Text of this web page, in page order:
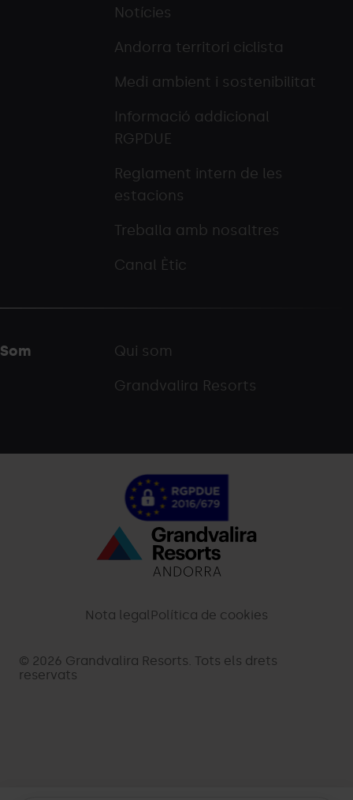
Notícies
Andorra territori ciclista
Medi ambient i sostenibilitat
Informació addicional
RGPDUE
Reglament intern de les
estacions
Treballa amb nosaltres
Canal Ètic
Som
Qui som
Grandvalira Resorts
© 2026 Grandvalira Resorts. Tots els drets
reservats
-
palarinsal.com
Política de cookies
Nota legal